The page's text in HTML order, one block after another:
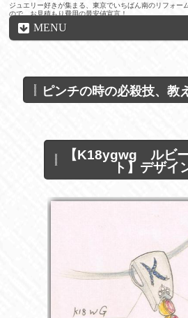
ジュエリー好きが集まる、東京でいちばん南のリフォー
ので、お見積もり費用の最安値宣言！
MENU
ピンチの時の必殺技、教
【K18ygwg ルビ
ト】デザイ